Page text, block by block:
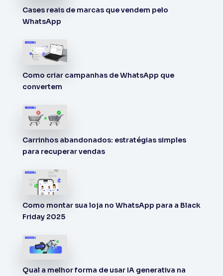
Cases reais de marcas que vendem pelo
WhatsApp
Como criar campanhas de WhatsApp que
convertem
Carrinhos abandonados: estratégias simples
para recuperar vendas
Como montar sua loja no WhatsApp para a Black
Friday 2025
Qual a melhor forma de usar IA generativa na